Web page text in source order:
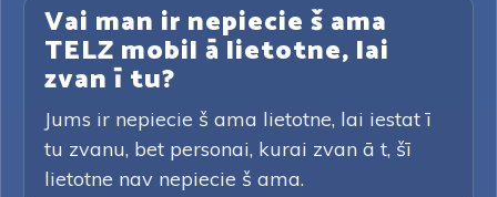
Vai man ir nepiecie š ama
TELZ mobil ā lietotne, lai
zvan ī tu?
Jums ir nepiecie š ama lietotne, lai iestat ī
tu zvanu, bet personai, kurai zvan ā t, šī
lietotne nav nepiecie š ama.